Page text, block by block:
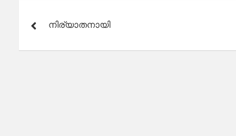
navigation
നിര്യാതനായി